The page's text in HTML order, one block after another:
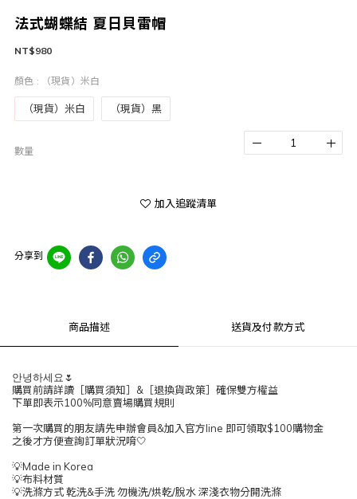
法式蝴蝶結 夏日貝雷帽
NT$980
顏色 : （現貨）米白
（現貨）米白 （現貨）黑
數量
加入追蹤清單
分享到
商品描述 送貨及付款方式
안녕하세요🌷
購買前請詳讀［購買須知］&［退換貨政策］確保雙方權益
下單即表示100%同意賣場購買規則
第一次購買的朋友請先申辦會員&加入官方line 即可領取$100購物金
之後才方便查詢訂單狀況唷🤍
💡Made in Korea
💡布料材質
💡洗滌方式 乾洗&手洗 勿機洗/烘乾/脫水 深淺衣物分開洗滌